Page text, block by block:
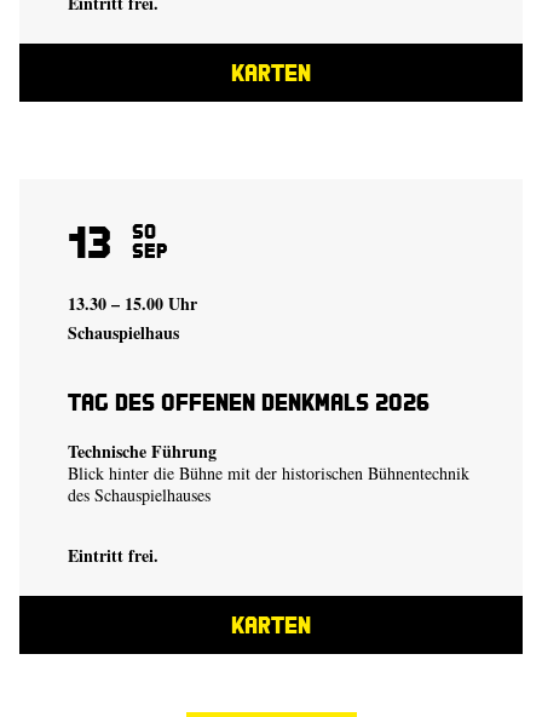
KARTEN
13 So
Sep
13.30 – 15.00 Uhr
Schauspielhaus
Tag des offenen Denkmals 2026
Technische Führung
Blick hinter die Bühne mit der historischen Bühnentechnik
des Schauspielhauses
Eintritt frei.
KARTEN